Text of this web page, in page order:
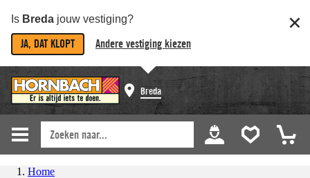
Is Breda jouw vestiging?
JA, DAT KLOPT Andere vestiging kiezen
Breda
Home